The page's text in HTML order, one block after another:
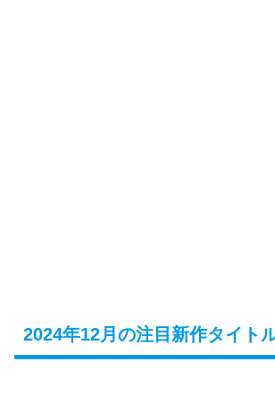
2024年12月の注目新作タイト